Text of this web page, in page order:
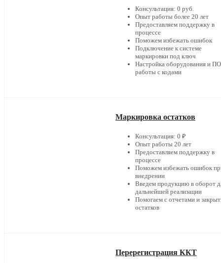
Консультация: 0 руб.
Опыт работы более 20 лет
Предоставляем поддержку в
процессе
Поможем избежать ошибок
Подключение к системе
маркировки под ключ
Настройка оборудования и
работы с кодами
Маркировка остатков
Консультация: 0 ₽
Опыт работы 20 лет
Предоставляем поддержку в
процессе
Поможем избежать ошибок
внедрении
Введем продукцию в оборот
дальнейшей реализации
Помогаем с отчетами и
остатков
Перерегистрация ККТ